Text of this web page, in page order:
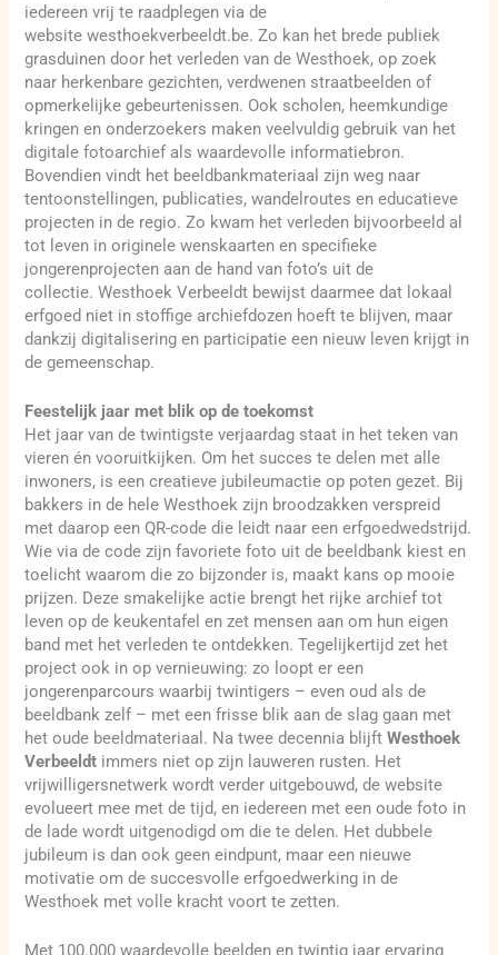
iedereen vrij te raadplegen via de
website westhoekverbeeldt.be. Zo kan het brede publiek
grasduinen door het verleden van de Westhoek, op zoek
naar herkenbare gezichten, verdwenen straatbeelden of
opmerkelijke gebeurtenissen. Ook scholen, heemkundige
kringen en onderzoekers maken veelvuldig gebruik van het
digitale fotoarchief als waardevolle informatiebron.
Bovendien vindt het beeldbankmateriaal zijn weg naar
tentoonstellingen, publicaties, wandelroutes en educatieve
projecten in de regio. Zo kwam het verleden bijvoorbeeld al
tot leven in originele wenskaarten en specifieke
jongerenprojecten aan de hand van foto’s uit de
collectie. Westhoek Verbeeldt bewijst daarmee dat lokaal
erfgoed niet in stoffige archiefdozen hoeft te blijven, maar
dankzij digitalisering en participatie een nieuw leven krijgt in
de gemeenschap.
Feestelijk jaar met blik op de toekomst
Het jaar van de twintigste verjaardag staat in het teken van
vieren én vooruitkijken. Om het succes te delen met alle
inwoners, is een creatieve jubileumactie op poten gezet. Bij
bakkers in de hele Westhoek zijn broodzakken verspreid
met daarop een QR-code die leidt naar een erfgoedwedstrijd.
Wie via de code zijn favoriete foto uit de beeldbank kiest en
toelicht waarom die zo bijzonder is, maakt kans op mooie
prijzen. Deze smakelijke actie brengt het rijke archief tot
leven op de keukentafel en zet mensen aan om hun eigen
band met het verleden te ontdekken. Tegelijkertijd zet het
project ook in op vernieuwing: zo loopt er een
jongerenparcours waarbij twintigers – even oud als de
beeldbank zelf – met een frisse blik aan de slag gaan met
het oude beeldmateriaal. Na twee decennia blijftWesthoek
Verbeeldt immers niet op zijn lauweren rusten. Het
vrijwilligersnetwerk wordt verder uitgebouwd, de website
evolueert mee met de tijd, en iedereen met een oude foto in
de lade wordt uitgenodigd om die te delen. Het dubbele
jubileum is dan ook geen eindpunt, maar een nieuwe
motivatie om de succesvolle erfgoedwerking in de
Westhoek met volle kracht voort te zetten.